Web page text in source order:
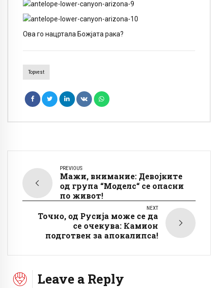
Ова го нацртала Божјата рака?
Topvest
PREVIOUS
Мажи, внимание: Девојките
од група “Моделс“ се опасни
по живот!
NEXT
Точно, од Русија може се да
се очекува: Камион
подготвен за апокалипса!
Leave a Reply